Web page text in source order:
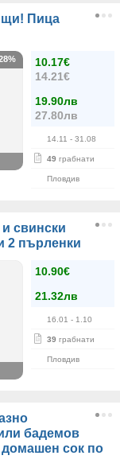
Пица
10.17€
14.21€
19.90лв
27.80лв
14.11 - 31.08
49 грабнати
Пловдив
свински
2 пърленки
10.90€
21.32лв
16.01 - 1.10
39 грабнати
Пловдив
бадемов
сок по